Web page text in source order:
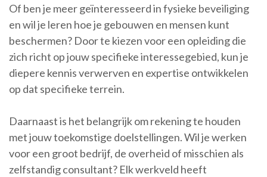
Of ben je meer geïnteresseerd in fysieke beveiliging
en wil je leren hoe je gebouwen en mensen kunt
beschermen? Door te kiezen voor een opleiding die
zich richt op jouw specifieke interessegebied, kun je
diepere kennis verwerven en expertise ontwikkelen
op dat specifieke terrein.
Daarnaast is het belangrijk om rekening te houden
met jouw toekomstige doelstellingen. Wil je werken
voor een groot bedrijf, de overheid of misschien als
zelfstandig consultant? Elk werkveld heeft